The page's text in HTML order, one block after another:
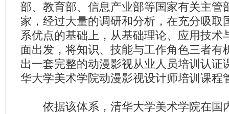
部、教育部、信息产业部等国家有关主管
家，经过大量的调研和分析，在充分吸取
系优点的基础上，从基础理论、应用技术
面出发，将知识、技能与工作角色三者有
出一套完整的动漫影视从业人员培训认
华大学美术学院动漫影视设计师培训课程
依据该体系，清华大学美术学院在国